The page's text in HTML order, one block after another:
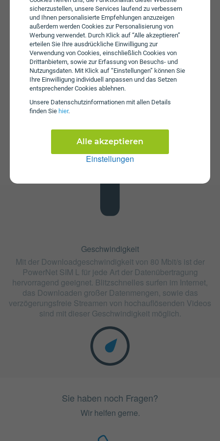
sicherzustellen, unsere Services laufend zu verbessern
und Ihnen personalisierte Empfehlungen anzuzeigen
außerdem werden Cookies zur Personalisierung von
Werbung verwendet. Durch Klick auf “Alle akzeptieren”
erteilen Sie Ihre ausdrückliche Einwilligung zur
Verwendung von Cookies, einschließlich Cookies von
Drittanbietern, sowie zur Erfassung von Besuchs- und
Nutzungsdaten. Mit Klick auf “Einstellungen” können Sie
Ihre Einwilligung individuell anpassen und das Setzen
entsprechender Cookies ablehnen.
Unsere Daten­schutz­informationen mit allen Details
finden Sie hier.
Einstellungen
Alle akzeptieren
Datenstick
Im Tarif PowerNet SIM L ist kein Datenstick enthalten. Die
SIM-Karte kann in jedem gängigen Datenstick betrieben
werden, um Computer oder Laptop mit dem Internet zu
Geschwindigkeit
Mit der Downloadgeschwindigkeit von 80 Mbit/s ist der
PowerNet SIM L für jede Art der Datenübertragung
hervorragend geeignet. Blitzschnelles surfen im Internet,
das Downloaden großer Datenmengen, sowie das
verzögerungsfreie Streamen von hochauflösenden Videos
sind mit dieser Geschwindigkeit möglich.
Sie haben noch Fragen?
Wir helfen gerne.